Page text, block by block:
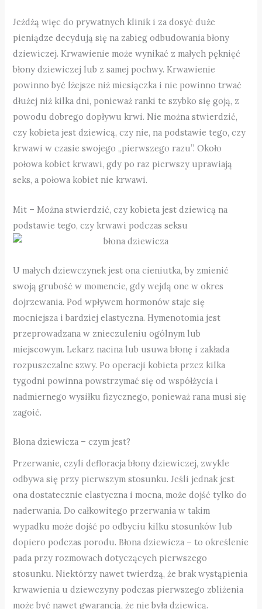
Jeżdżą więc do prywatnych klinik i za dosyć duże
pieniądze decydują się na zabieg odbudowania błony
dziewiczej. Krwawienie może wynikać z małych pęknięć
błony dziewiczej lub z samej pochwy. Krwawienie
powinno być lżejsze niż miesiączka i nie powinno trwać
dłużej niż kilka dni, ponieważ ranki te szybko się goją, z
powodu dobrego dopływu krwi. Nie można stwierdzić,
czy kobieta jest dziewicą, czy nie, na podstawie tego, czy
krwawi w czasie swojego „pierwszego razu”. Około
połowa kobiet krwawi, gdy po raz pierwszy uprawiają
seks, a połowa kobiet nie krwawi.
Mit – Można stwierdzić, czy kobieta jest dziewicą na
podstawie tego, czy krwawi podczas seksu
U małych dziewczynek jest ona cieniutka, by zmienić
swoją grubość w momencie, gdy wejdą one w okres
dojrzewania. Pod wpływem hormonów staje się
mocniejsza i bardziej elastyczna. Hymenotomia jest
przeprowadzana w znieczuleniu ogólnym lub
miejscowym. Lekarz nacina lub usuwa błonę i zakłada
rozpuszczalne szwy. Po operacji kobieta przez kilka
tygodni powinna powstrzymać się od współżycia i
nadmiernego wysiłku fizycznego, ponieważ rana musi się
zagoić.
Błona dziewicza – czym jest?
Przerwanie, czyli defloracja błony dziewiczej, zwykle
odbywa się przy pierwszym stosunku. Jeśli jednak jest
ona dostatecznie elastyczna i mocna, może dojść tylko do
naderwania. Do całkowitego przerwania w takim
wypadku może dojść po odbyciu kilku stosunków lub
dopiero podczas porodu. Błona dziewicza – to określenie
pada przy rozmowach dotyczących pierwszego
stosunku. Niektórzy nawet twierdzą, że brak wystąpienia
krwawienia u dziewczyny podczas pierwszego zbliżenia
może być nawet gwarancją, że nie była dziewicą.